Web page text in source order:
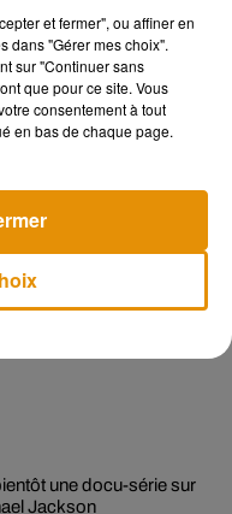
» pour son...
une docu-série sur
Jackson
et fermer", ou affiner en
dans "Gérer mes choix".
sur "Continuer sans
que pour ce site. Vous
consentement à tout
en bas de chaque page.